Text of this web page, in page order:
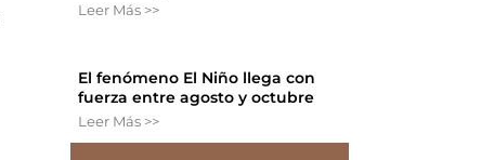
Leer Más >>
El fenómeno El Niño llega con
fuerza entre agosto y octubre
Leer Más >>